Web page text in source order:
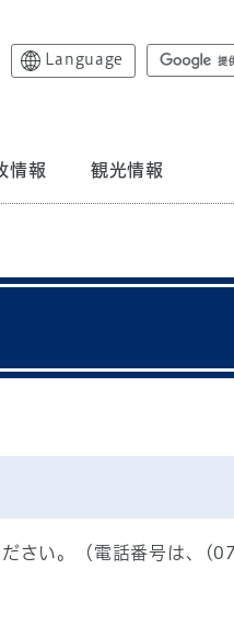
Language
情報 観光情報
ださい。（電話番号は、